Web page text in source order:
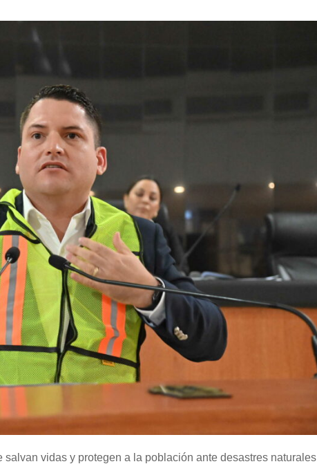
vidas y protegen a la población ante desastres naturales